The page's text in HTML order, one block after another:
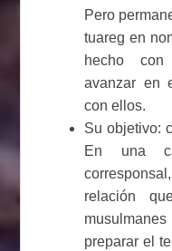
Pero
tuareg en
hecho con
avanzar en
con ellos.
Su objetivo:
En una
relación
preparar el